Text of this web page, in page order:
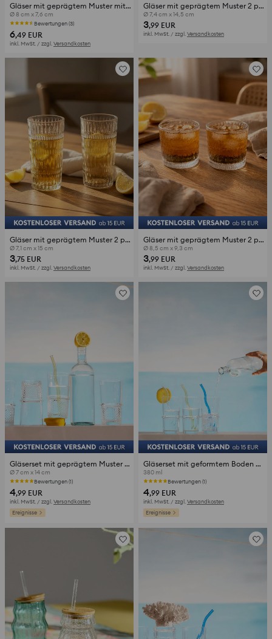
Gläser mit geprägtem Muster mit Untersetzern 2 pack
Ø 8 cm x 7,6 cm
Bewertungen (3)
6,49 EUR
inkl. MwSt. / zzgl. Versandkosten
Gläser mit geprägtem Muster 2 pack
Ø 7,4 cm x 14,5 cm
3,99 EUR
inkl. MwSt. / zzgl. Versandkosten
Gläser mit geprägtem Muster 2 pack
Ø 7,1 cm x 15 cm
3,75 EUR
inkl. MwSt. / zzgl. Versandkosten
Gläser mit geprägtem Muster 2 pack
Ø 8,5 cm x 9,3 cm
3,99 EUR
inkl. MwSt. / zzgl. Versandkosten
Gläserset mit geprägtem Muster 4 pack
Ø 7 cm x 14 cm
Bewertungen (1)
4,99 EUR
inkl. MwSt. / zzgl. Versandkosten
Ereignisse
Gläserset mit geformtem Boden 4 pack
380 ml
Bewertungen (1)
4,99 EUR
inkl. MwSt. / zzgl. Versandkosten
Ereignisse